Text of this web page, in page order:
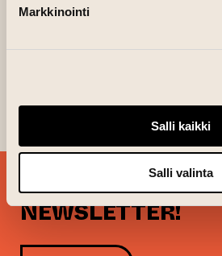
Markkinointi
Salli kaikki
Salli valinta
SIGN UP FOR OUR
NEWSLETTER!